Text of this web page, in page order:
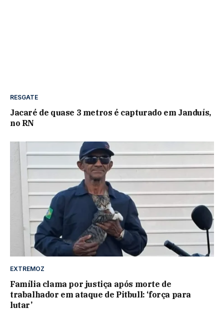
RESGATE
Jacaré de quase 3 metros é capturado em Janduís,
no RN
EXTREMOZ
Família clama por justiça após morte de
trabalhador em ataque de Pitbull: ‘força para
lutar’